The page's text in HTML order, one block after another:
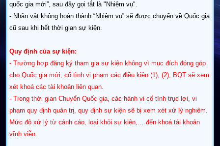
quốc gia mới”, sau đây gọi tắt là "Nhiệm vụ".
- Nhân vật không hoàn thành “Nhiệm vụ” sẽ được chuyển về Quốc gia
cũ sau khi hết thời gian sự kiện.
Quy định của sự kiện:
- Trường hợp đăng ký tham gia sự kiện không vì mục đích đóng góp
cho Quốc gia mới, cố tình vi phạm các điều kiện (1), (2), BQT sẽ xem
xét khoá các tài khoản liên quan.
- Trong thời gian Chuyển Quốc gia, các hành vi cố tình trục lợi, vi
phạm quy định quản trị, quy định sự kiện sẽ bị xem xét xử lý nghiêm.
Mức độ xử lý từ cảnh cáo, loại khỏi sự kiện,… đến khoá tài khoản
vĩnh viễn.